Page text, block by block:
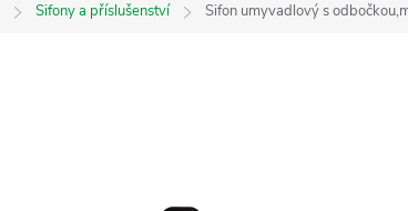
Sifony a příslušenství Sifon umyvadlový s